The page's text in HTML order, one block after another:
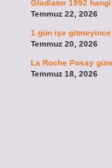
Gladiator 1992
Temmuz 22, 2026
1 gün işe
Temmuz 20, 2026
La Roche Posay
Temmuz 18, 2026